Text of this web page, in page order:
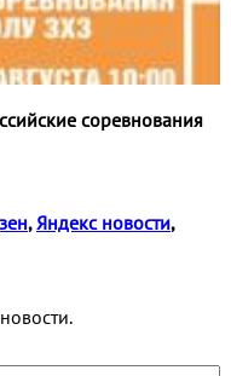
соревнования
, Яндекс новости,